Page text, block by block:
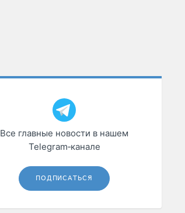
Все главные новости в нашем
Telegram‑канале
ПОДПИСАТЬСЯ